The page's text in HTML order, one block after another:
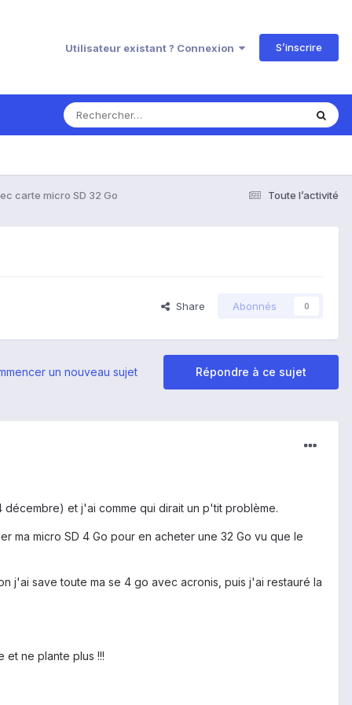
Utilisateur existant ? Connexion S’inscrire
Toute l’activité
carte micro SD 32 Go
Share Abonnés 0
Répondre à ce sujet
un nouveau sujet
et j'ai comme qui dirait un p'tit problème.
ma micro SD 4 Go pour en acheter une 32 Go vu que le
j'ai save toute ma se 4 go avec acronis, puis j'ai restauré la
ne plante plus !!!